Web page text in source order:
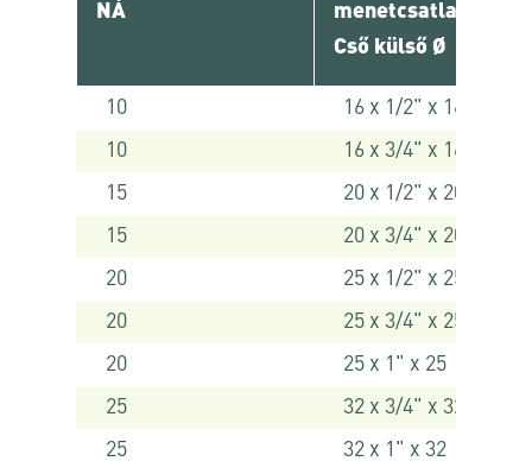
NÁ
menetcsatlakozó x
Cső külső Ø
10
16 x 1/2" x 16
10
16 x 3/4" x 16
15
20 x 1/2" x 20
15
20 x 3/4" x 20
20
25 x 1/2" x 25
20
25 x 3/4" x 25
20
25 x 1" x 25
25
32 x 3/4" x 32
25
32 x 1" x 32